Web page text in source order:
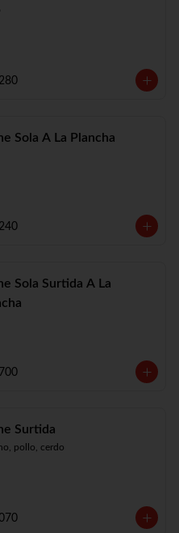
Sola A La Plancha
Sola Surtida A La
Surtida
pollo, cerdo